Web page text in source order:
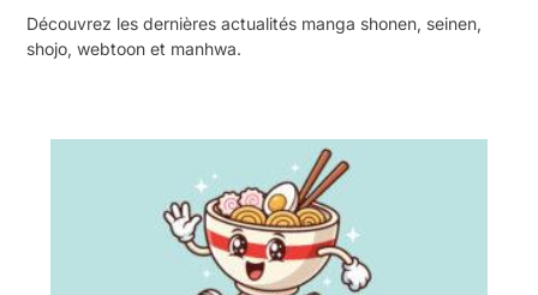
Découvrez les dernières actualités manga shonen, seinen,
shojo, webtoon et manhwa.